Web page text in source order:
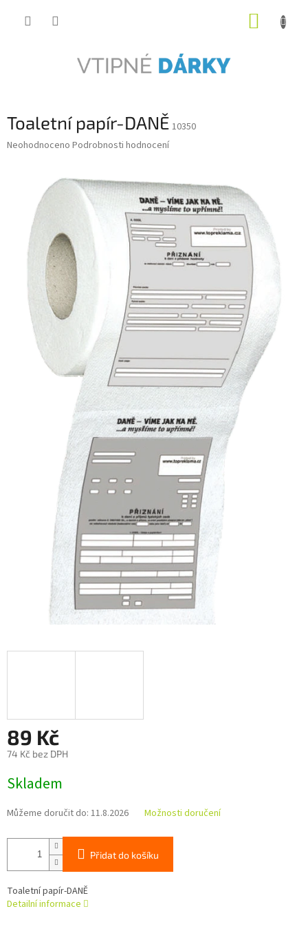
Toaletní papír-DANĚ 10350
Průměrné
hvězdiček.
Neohodnoceno Podrobnosti hodnocení
89 Kč
74 Kč bez DPH
cena:
Skladem
Můžeme doručit do: 11.8.2026 Možnosti doručení
Přidat do košíku
Toaletní papír-DANĚ
Detailní informace